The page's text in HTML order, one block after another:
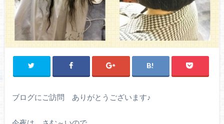
ブログにご訪問 ありがとうございます♪